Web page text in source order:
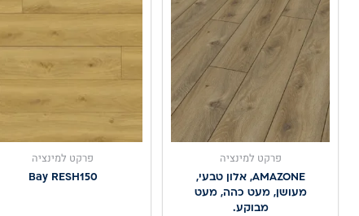
פרקט למינציה
AMAZONE, אלון טבעי,
מעושן, מעט כהה, מעט
מבוקע.
פרקט למינציה
Bay RESH150